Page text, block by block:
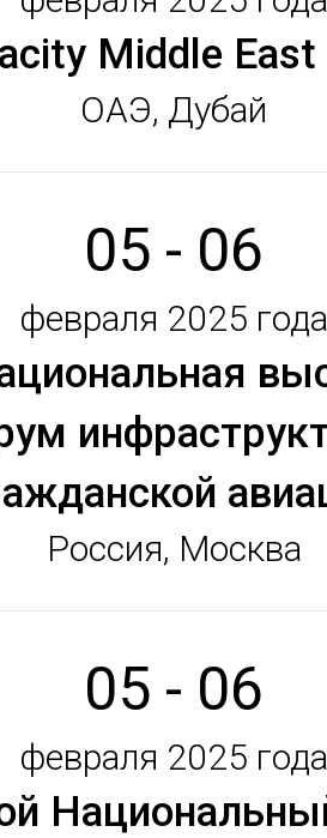
Middle
ОАЭ, Дубай
05 - 06
февраля 2025 года
Россия, Москва
05 - 06
февраля 2025 года